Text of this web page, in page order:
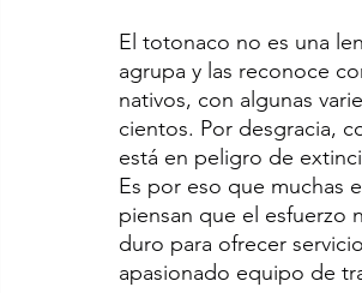
El totonaco no es una
agrupa y las reconoce
nativos, con algunas
cientos. Por desgracia,
está en peligro de
Es por eso que muchas
piensan que el esfuerzo
duro para ofrecer
apasionado equipo de